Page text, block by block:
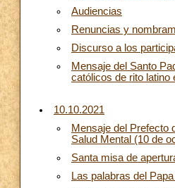
Audiencias
Renuncias y
Discurso a los
Mensaje del Santo
católicos de rito latino
10.10.2021
Mensaje del Prefecto
Salud Mental (10 de
Santa misa de
Las palabras del